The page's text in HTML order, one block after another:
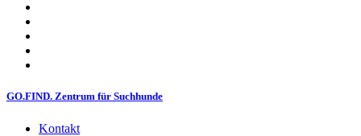
GO.FIND. Zentrum für Suchhunde
Kontakt